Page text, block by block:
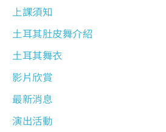
上課須知
土耳其肚皮舞介紹
土耳其舞衣
影片欣賞
最新消息
演出活動